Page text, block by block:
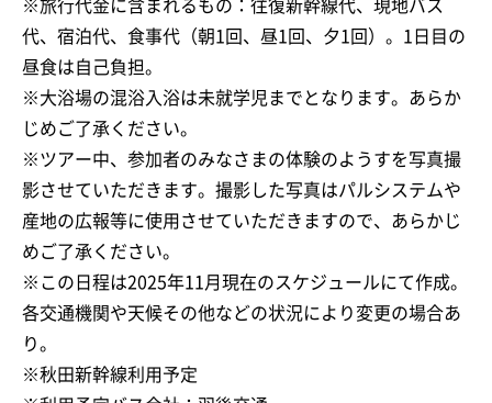
※旅行代金に含まれるもの：往復新幹線代、現地バス
代、宿泊代、食事代（朝1回、昼1回、夕1回）。1日目の
昼食は自己負担。
※大浴場の混浴入浴は未就学児までとなります。あらか
じめご了承ください。
※ツアー中、参加者のみなさまの体験のようすを写真撮
影させていただきます。撮影した写真はパルシステムや
産地の広報等に使用させていただきますので、あらかじ
めご了承ください。
※この日程は2025年11月現在のスケジュールにて作成。
各交通機関や天候その他などの状況により変更の場合あ
り。
※秋田新幹線利用予定